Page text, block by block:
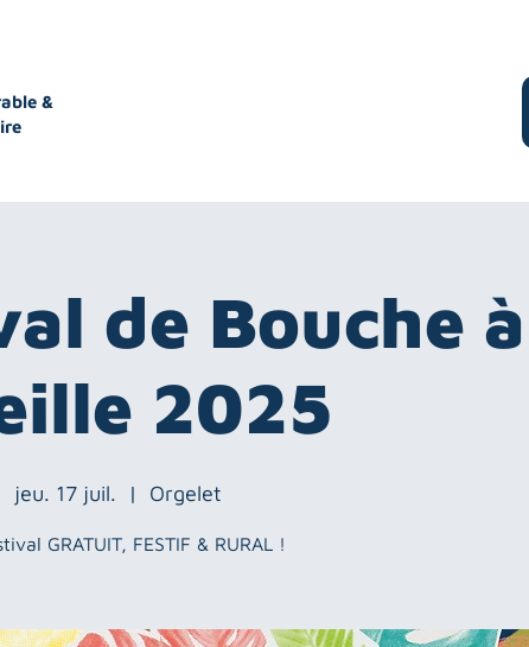
&
de Bouche à
2025
jeu. 17 juil.
  |
Orgelet
GRATUIT, FESTIF & RURAL !